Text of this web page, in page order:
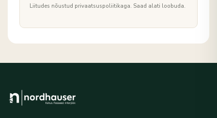
Liitudes nõustud privaatsuspoliitikaga. Saad alati loobuda.